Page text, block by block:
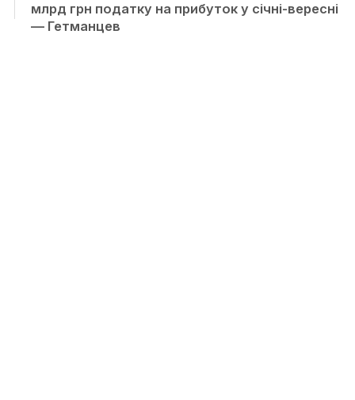
млрд грн податку на прибуток у січні-вересні
— Гетманцев